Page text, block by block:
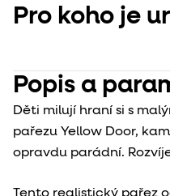
Pro koho je
Popis a
Děti milují hraní si s
pařezu Yellow Door,
opravdu parádní.
Tento realistický pařez